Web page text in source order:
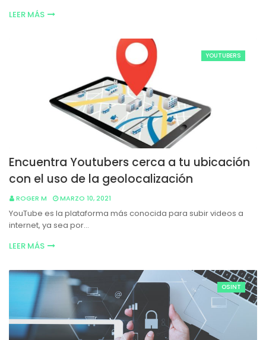
LEER MÁS
YOUTUBERS
Encuentra Youtubers cerca a tu ubicación
con el uso de la geolocalización
ROGER M MARZO 10, 2021
YouTube es la plataforma más conocida para subir videos a
internet, ya sea por…
LEER MÁS
OSINT